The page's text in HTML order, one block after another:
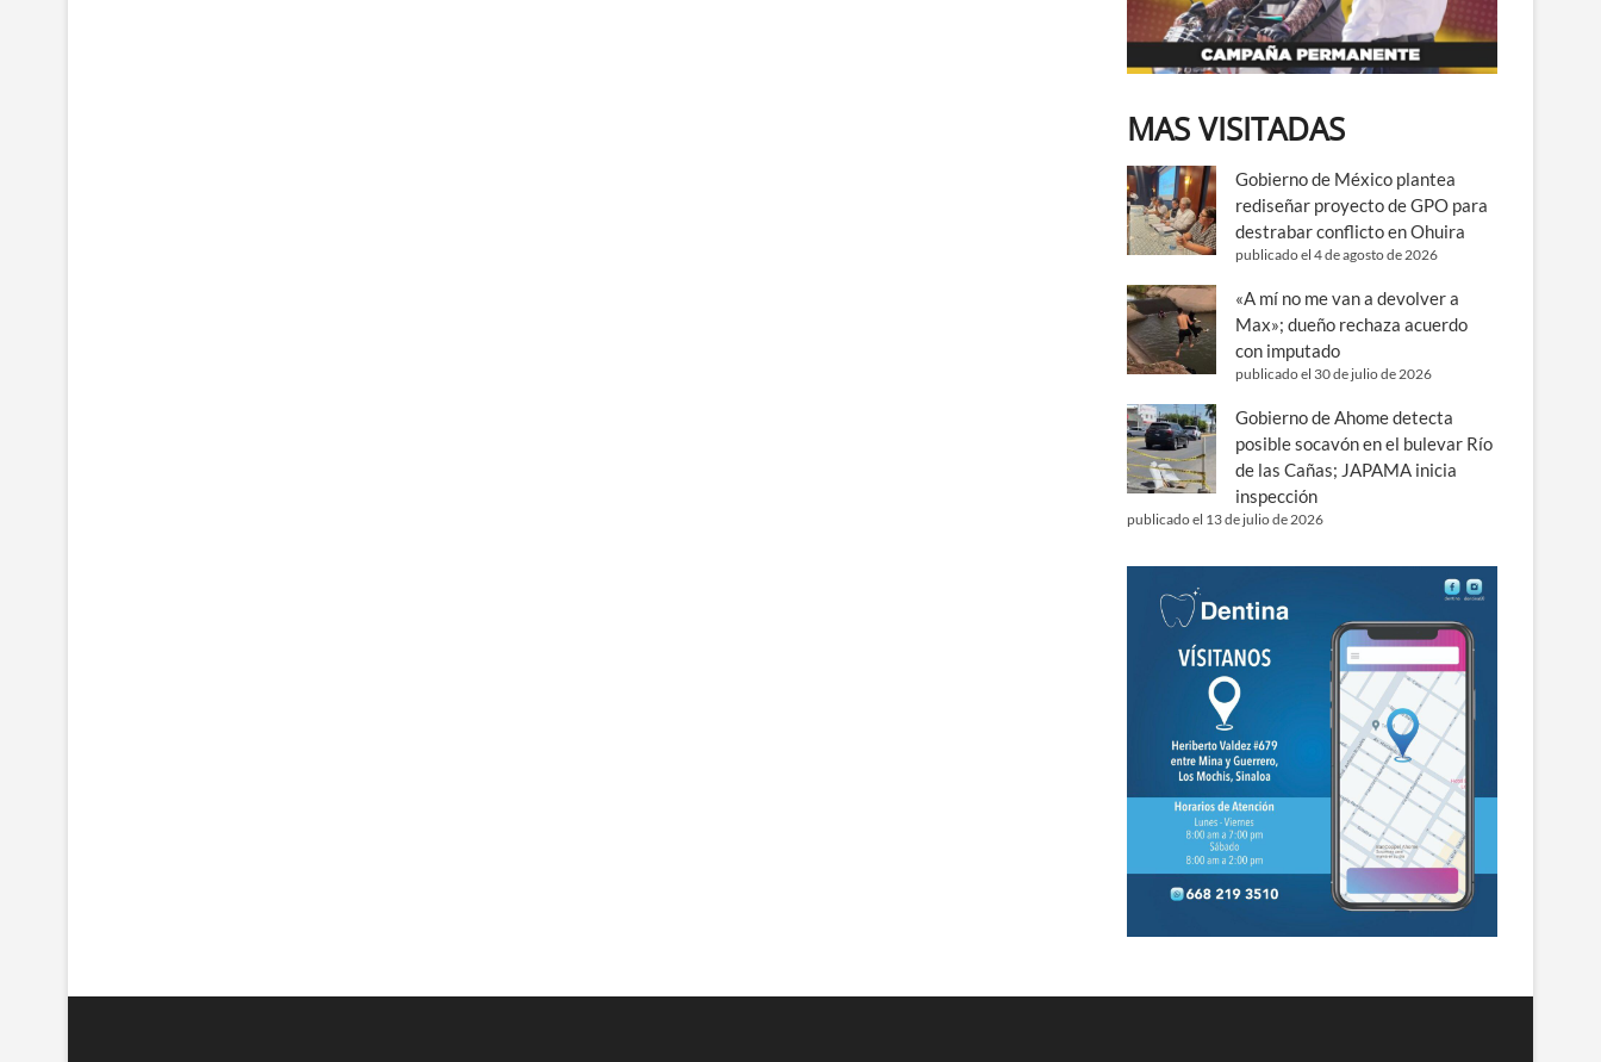
MAS VISITADAS
Gobierno de México plantea
rediseñar proyecto de GPO para
destrabar conflicto en Ohuira
publicado el 4 de agosto de 2026
«A mí no me van a devolver a
Max»; dueño rechaza acuerdo
con imputado
publicado el 30 de julio de 2026
Gobierno de Ahome detecta
posible socavón en el bulevar Río
de las Cañas; JAPAMA inicia
inspección
publicado el 13 de julio de 2026